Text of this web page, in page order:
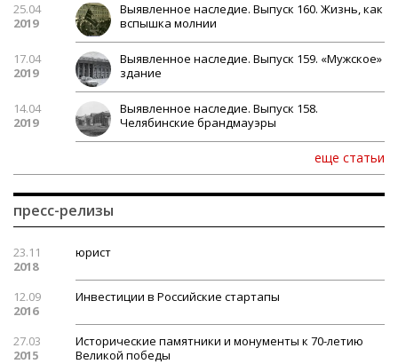
25.04
2019
Выявленное наследие. Выпуск 160. Жизнь, как
вспышка молнии
17.04
2019
Выявленное наследие. Выпуск 159. «Мужское»
здание
14.04
2019
Выявленное наследие. Выпуск 158.
Челябинские брандмауэры
еще статьи
пресс-релизы
23.11
2018
юрист
12.09
2016
Инвестиции в Российские стартапы
27.03
2015
Исторические памятники и монументы к 70-летию
Великой победы